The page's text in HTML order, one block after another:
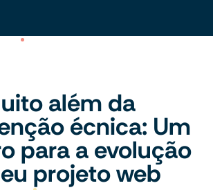
além da
écnica: Um
para a evolução
projeto web